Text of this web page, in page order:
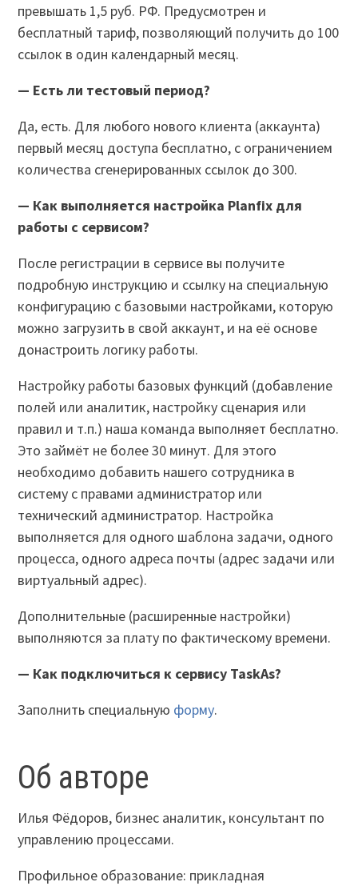
превышать 1,5 руб. РФ. Предусмотрен и
бесплатный тариф, позволяющий получить до 100
ссылок в один календарный месяц.
— Есть ли тестовый период?
Да, есть. Для любого нового клиента (аккаунта)
первый месяц доступа бесплатно, с ограничением
количества сгенерированных ссылок до 300.
— Как выполняется настройка Planfix для
работы с сервисом?
После регистрации в сервисе вы получите
подробную инструкцию и ссылку на специальную
конфигурацию с базовыми настройками, которую
можно загрузить в свой аккаунт, и на её основе
донастроить логику работы.
Настройку работы базовых функций (добавление
полей или аналитик, настройку сценария или
правил и т.п.) наша команда выполняет бесплатно.
Это займёт не более 30 минут. Для этого
необходимо добавить нашего сотрудника в
систему с правами администратор или
технический администратор. Настройка
выполняется для одного шаблона задачи, одного
процесса, одного адреса почты (адрес задачи или
виртуальный адрес).
Дополнительные (расширенные настройки)
выполняются за плату по фактическому времени.
— Как подключиться к сервису TaskAs?
Заполнить специальную форму.
Об авторе
Илья Фёдоров, бизнес аналитик, консультант по
управлению процессами.
Профильное образование: прикладная